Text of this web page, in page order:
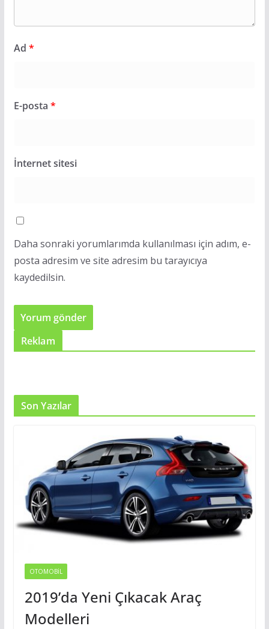
Ad *
E-posta *
İnternet sitesi
Daha sonraki yorumlarımda kullanılması için adım, e-
posta adresim ve site adresim bu tarayıcıya
kaydedilsin.
Reklam
Son Yazılar
OTOMOBIL
2019’da Yeni Çıkacak Araç
Modelleri